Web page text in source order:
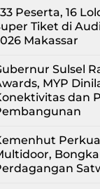
Peserta, 16
Tiket di
Makassar
Sulsel
MYP
dan